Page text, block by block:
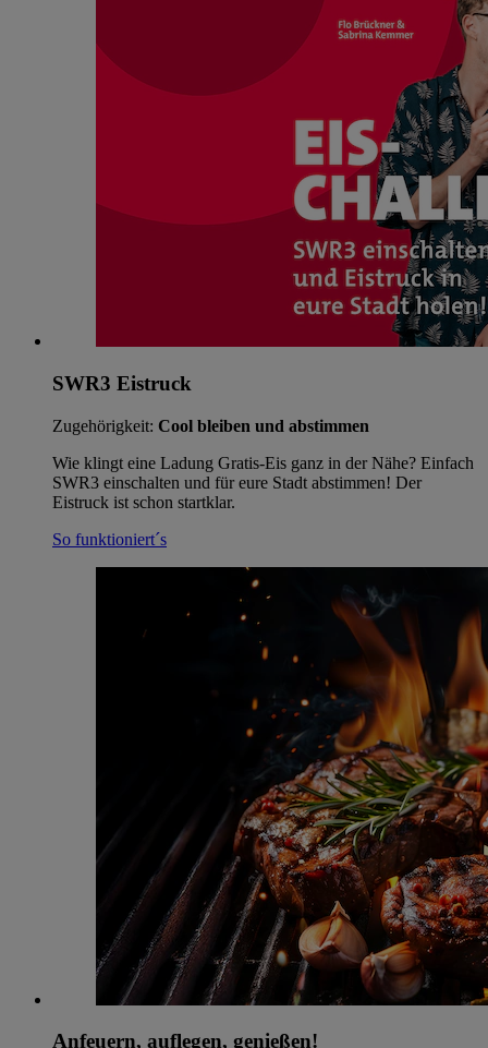
SWR3 Eistruck
Zugehörigkeit: Cool bleiben und abstimmen
Wie klingt eine Ladung Gratis-Eis ganz in der Nähe? Einfach
SWR3 einschalten und für eure Stadt abstimmen! Der
Eistruck ist schon startklar.
So funktioniert´s
Anfeuern, auflegen, genießen!